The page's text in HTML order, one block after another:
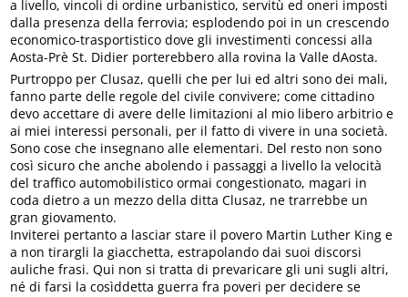
a livello, vincoli di ordine urbanistico, servitù ed oneri imposti
dalla presenza della ferrovia; esplodendo poi in un crescendo
economico-trasportistico dove gli investimenti concessi alla
Aosta-Prè St. Didier porterebbero alla rovina la Valle dAosta.
Purtroppo per Clusaz, quelli che per lui ed altri sono dei mali,
fanno parte delle regole del civile convivere; come cittadino
devo accettare di avere delle limitazioni al mio libero arbitrio e
ai miei interessi personali, per il fatto di vivere in una società.
Sono cose che insegnano alle elementari. Del resto non sono
così sicuro che anche abolendo i passaggi a livello la velocità
del traffico automobilistico ormai congestionato, magari in
coda dietro a un mezzo della ditta Clusaz, ne trarrebbe un
gran giovamento.
Inviterei pertanto a lasciar stare il povero Martin Luther King e
a non tirargli la giacchetta, estrapolando dai suoi discorsi
auliche frasi. Qui non si tratta di prevaricare gli uni sugli altri,
né di farsi la cosìddetta guerra fra poveri per decidere se